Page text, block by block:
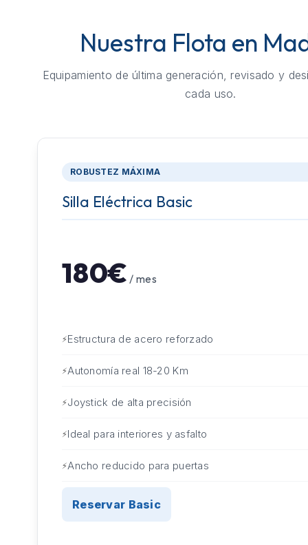
Nuestra Flota en
Equipamiento de última generación, revisado y
cada uso.
ROBUSTEZ MÁXIMA
Silla Eléctrica Basic
180€ / mes
Estructura de acero reforzado
Autonomía real 18-20 Km
Joystick de alta precisión
Ideal para interiores y asfalto
Ancho reducido para puertas
Reservar Basic